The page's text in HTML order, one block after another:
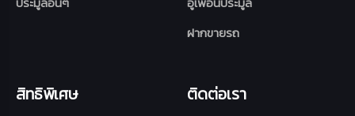
ฝากขายรถ
สิทธิพิเศษ ติดต่อเรา